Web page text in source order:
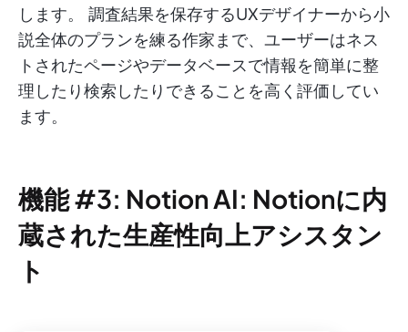
します。 調査結果を保存するUXデザイナーから小
説全体のプランを練る作家まで、ユーザーはネス
トされたページやデータベースで情報を簡単に整
理したり検索したりできることを高く評価してい
ます。
機能 #3: Notion AI: Notionに内
蔵された生産性向上アシスタン
ト